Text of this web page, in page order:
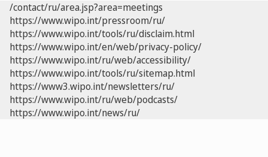
/contact/ru/area.jsp?area=meetings
https://www.wipo.int/pressroom/ru/
https://www.wipo.int/tools/ru/disclaim.html
https://www.wipo.int/en/web/privacy-policy/
https://www.wipo.int/ru/web/accessibility/
https://www.wipo.int/tools/ru/sitemap.html
https://www3.wipo.int/newsletters/ru/
https://www.wipo.int/ru/web/podcasts/
https://www.wipo.int/news/ru/